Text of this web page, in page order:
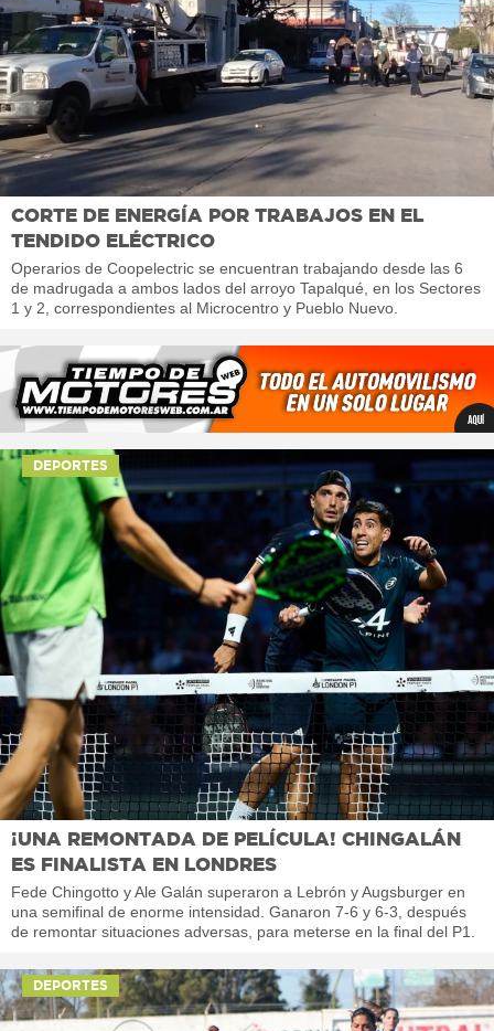
CORTE DE ENERGÍA POR TRABAJOS EN EL
TENDIDO ELÉCTRICO
Operarios de Coopelectric se encuentran trabajando desde las 6
de madrugada a ambos lados del arroyo Tapalqué, en los Sectores
1 y 2, correspondientes al Microcentro y Pueblo Nuevo.
DEPORTES
¡UNA REMONTADA DE PELÍCULA! CHINGALÁN
ES FINALISTA EN LONDRES
Fede Chingotto y Ale Galán superaron a Lebrón y Augsburger en
una semifinal de enorme intensidad. Ganaron 7-6 y 6-3, después
de remontar situaciones adversas, para meterse en la final del P1.
DEPORTES